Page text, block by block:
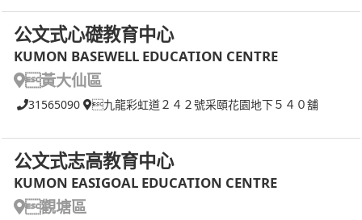
公文式心礎教育中心
KUMON BASEWELL EDUCATION CENTRE
黃大仙區
31565090 九龍彩虹道２４２號采頤花園地下５４０舖
公文式志高教育中心
KUMON EASIGOAL EDUCATION CENTRE
觀塘區